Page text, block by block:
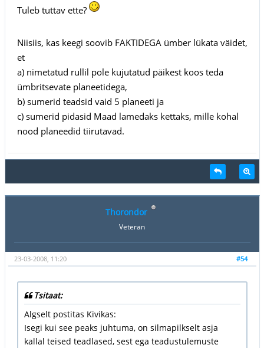
Tuleb tuttav ette?
Niisiis, kas keegi soovib FAKTIDEGA ümber lükata väidet,
et
a) nimetatud rullil pole kujutatud päikest koos teda
ümbritsevate planeetidega,
b) sumerid teadsid vaid 5 planeeti ja
c) sumerid pidasid Maad lamedaks kettaks, mille kohal
nood planeedid tiirutavad.
Thorondor
Veteran
#54
23-03-2008, 11:20
Tsitaat:
Algselt postitas Kivikas:
Isegi kui see peaks juhtuma, on silmapilkselt asja
kallal teised teadlased, sest ega teadustulemuste